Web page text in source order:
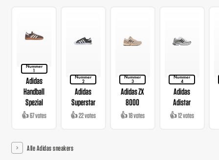
Nummer
1
Adidas
Handball
Spezial
👍 67 votes
Nummer
2
Adidas
Superstar
👍 22 votes
Nummer
3
Adidas ZX
8000
👍 18 votes
Nummer
4
Adidas
Adistar
👍 12 votes
Alle Adidas sneakers